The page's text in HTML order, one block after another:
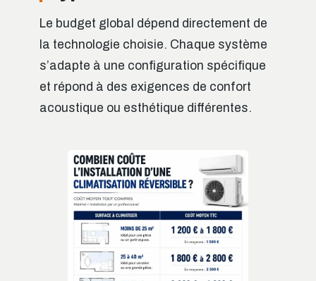
Le budget global dépend directement de
la technologie choisie. Chaque système
s’adapte à une configuration spécifique
et répond à des exigences de confort
acoustique ou esthétique différentes.